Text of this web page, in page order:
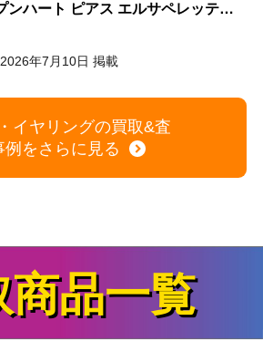
ンドピアス 0.28/0.28ct
2026年7月9日 掲載
イヤリングの買取&査
例をさらに見る
商品一覧